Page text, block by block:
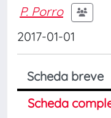
P. Porro
2017-01-01
Scheda breve
Scheda